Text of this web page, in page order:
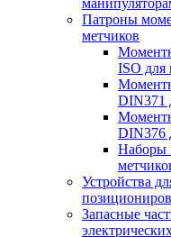
Патроны
метчиков
ISO для
DIN371
DIN376
Наборы
Устройства
Запасные